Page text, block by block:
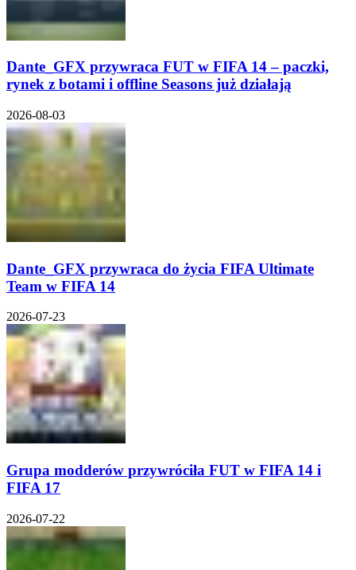
Dante_GFX przywraca FUT w FIFA 14 – paczki,
rynek z botami i offline Seasons już działają
2026-08-03
Dante_GFX przywraca do życia FIFA Ultimate
Team w FIFA 14
2026-07-23
Grupa modderów przywróciła FUT w FIFA 14 i
FIFA 17
2026-07-22